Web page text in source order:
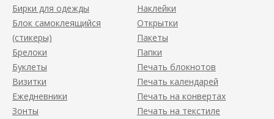
Бирки для одежды
Блок самоклеящийся
(стикеры)
Брелоки
Буклеты
Визитки
Ежедневники
Зонты
Наклейки
Открытки
Пакеты
Папки
Печать блокнотов
Печать календарей
Печать на конвертах
Печать на текстиле